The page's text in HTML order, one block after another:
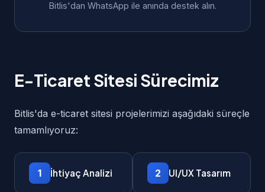
Bitlis'dan WhatsApp ile anında destek alın.
E-Ticaret Sitesi Sürecimiz
Bitlis'da e-ticaret sitesi projelerimizi aşağıdaki süreçle
tamamlıyoruz:
1 İhtiyaç Analizi 2 UI/UX Tasarım